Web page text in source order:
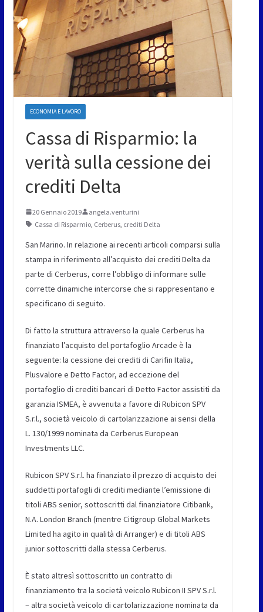
ECONOMIA E LAVORO
Cassa di Risparmio: la
verità sulla cessione dei
crediti Delta
20 Gennaio 2019
angela.venturini
Cassa di Risparmio, Cerberus, crediti Delta
San Marino. In relazione ai recenti articoli comparsi sulla
stampa in riferimento all’acquisto dei crediti Delta da
parte di Cerberus, corre l’obbligo di informare sulle
corrette dinamiche intercorse che si rappresentano e
specificano di seguito.
Di fatto la struttura attraverso la quale Cerberus ha
finanziato l’acquisto del portafoglio Arcade è la
seguente: la cessione dei crediti di Carifin Italia,
Plusvalore e Detto Factor, ad eccezione del
portafoglio di crediti bancari di Detto Factor assistiti da
garanzia ISMEA, è avvenuta a favore di Rubicon SPV
S.r.l., società veicolo di cartolarizzazione ai sensi della
L. 130/1999 nominata da Cerberus European
Investments LLC.
Rubicon SPV S.r.l. ha finanziato il prezzo di acquisto dei
suddetti portafogli di crediti mediante l’emissione di
titoli ABS senior, sottoscritti dal finanziatore Citibank,
N.A. London Branch (mentre Citigroup Global Markets
Limited ha agito in qualità di Arranger) e di titoli ABS
junior sottoscritti dalla stessa Cerberus.
È stato altresì sottoscritto un contratto di
finanziamento tra la società veicolo Rubicon II SPV S.r.l.
– altra società veicolo di cartolarizzazione nominata da